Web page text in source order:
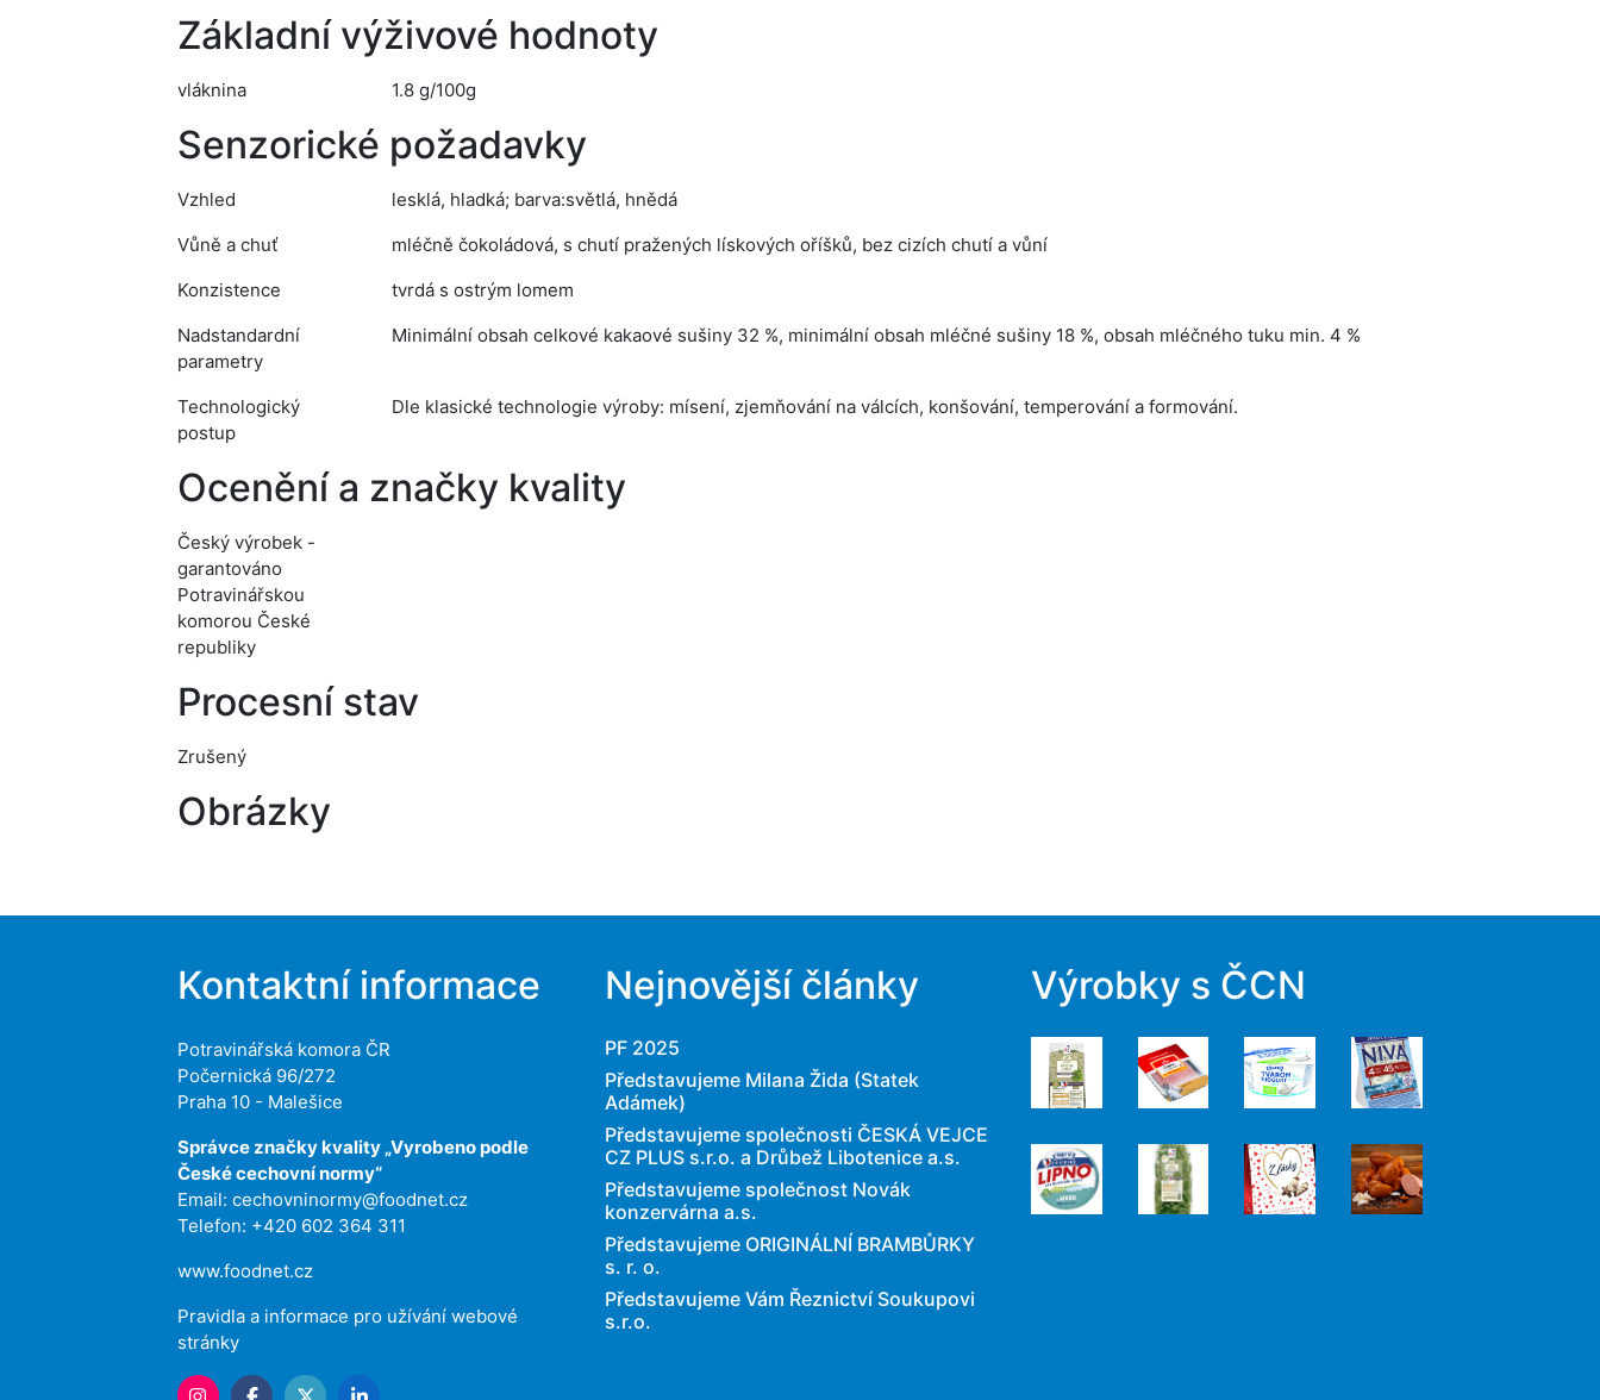
Základní výživové hodnoty
vláknina 1.8 g/100g
Senzorické požadavky
Vzhled
lesklá, hladká; barva:světlá, hnědá
Vůně a chuť
mléčně čokoládová, s chutí pražených lískových oříšků, bez cizích chutí a vůní
Konzistence
tvrdá s ostrým lomem
Nadstandardní
parametry
Minimální obsah celkové kakaové sušiny 32 %, minimální obsah mléčné sušiny 18 %, obsah mléčného tuku min. 4 %
Technologický
postup
Dle klasické technologie výroby: mísení, zjemňování na válcích, konšování, temperování a formování.
Ocenění a značky kvality
Český výrobek -
garantováno
Potravinářskou
komorou České
republiky
Procesní stav
Zrušený
Obrázky
Kontaktní informace
Potravinářská komora ČR
Počernická 96/272
Praha 10 - Malešice
Správce značky kvality „Vyrobeno podle
České cechovní normy“
Email:cechovninormy@foodnet.cz
Telefon: +420 602 364 311
www.foodnet.cz
Pravidla a informace pro užívání webové
stránky
Nejnovější články
PF 2025
Představujeme Milana Žida (Statek
Adámek)
Představujeme společnosti ČESKÁ VEJCE
CZ PLUS s.r.o. a Drůbež Libotenice a.s.
Představujeme společnost Novák
konzervárna a.s.
Představujeme ORIGINÁLNÍ BRAMBŮRKY
s. r. o.
Představujeme Vám Řeznictví Soukupovi
s.r.o.
Výrobky s ČCN